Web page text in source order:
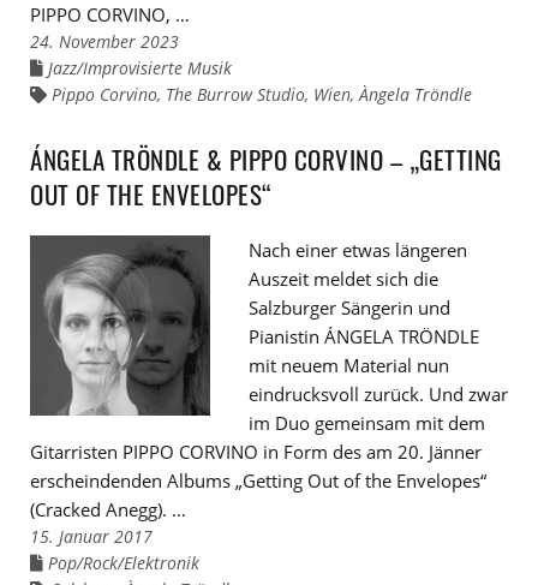
PIPPO CORVINO, …
24. November 2023
Links
zu
den
Jazz/Improvisierte Musik
Links
Pippo Corvino, The Burrow Studio, Wien, Àngela Tröndle
ÁNGELA TRÖNDLE & PIPPO CORVINO – „GETTING
OUT OF THE ENVELOPES“
Nach einer etwas längeren
Auszeit meldet sich die
Salzburger Sängerin und
Pianistin ÁNGELA TRÖNDLE
mit neuem Material nun
eindrucksvoll zurück. Und zwar
im Duo gemeinsam mit dem
Gitarristen PIPPO CORVINO in Form des am 20. Jänner
erscheindenden Albums „Getting Out of the Envelopes“
(Cracked Anegg). …
15. Januar 2017
Links
Pop/Rock/Elektronik